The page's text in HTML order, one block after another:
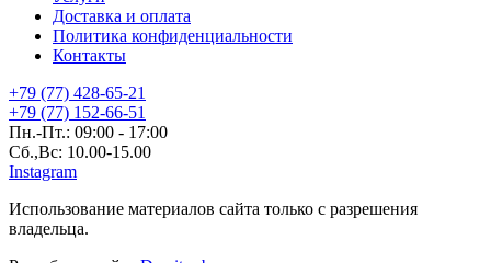
Доставка и оплата
Политика конфиденциальности
Контакты
+79 (77) 428-65-21
+79 (77) 152-66-51
Пн.-Пт.: 09:00 - 17:00
Сб.,Вс: 10.00-15.00
Instagram
Использование материалов сайта только с разрешения
владельца.